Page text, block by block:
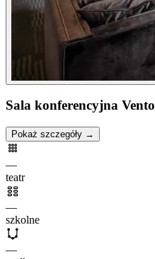
Sala konferencyjna Vento
Pokaż szczegóły →
—
teatr
—
szkolne
—